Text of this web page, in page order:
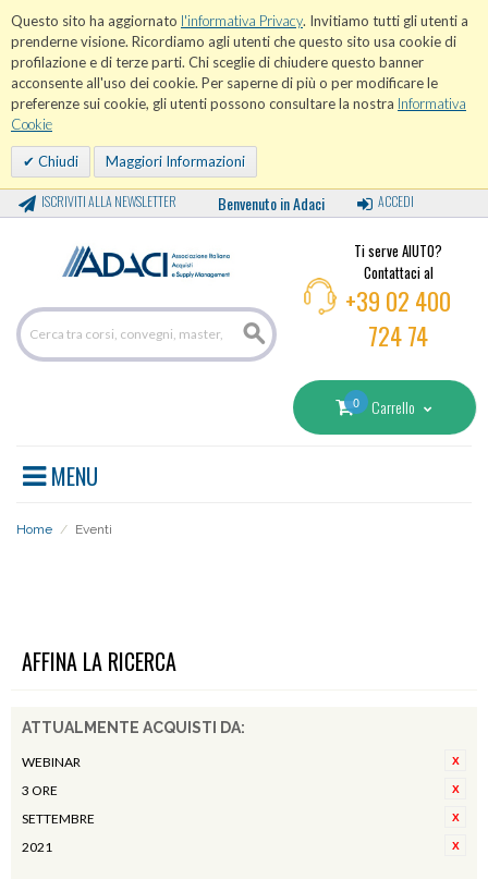
Questo sito ha aggiornato l'informativa Privacy. Invitiamo tutti gli utenti a
prenderne visione. Ricordiamo agli utenti che questo sito usa cookie di
profilazione e di terze parti. Chi sceglie di chiudere questo banner
acconsente all'uso dei cookie. Per saperne di più o per modificare le
preferenze sui cookie, gli utenti possono consultare la nostra Informativa
Cookie
Chiudi Maggiori Informazioni
ISCRIVITI ALLA NEWSLETTER Benvenuto in Adaci ACCEDI
Ti serve AIUTO?
Contattaci al
+39 02 400
724 74
0 Carrello
MENU
Home / Eventi
AFFINA LA RICERCA
ATTUALMENTE ACQUISTI DA:
WEBINAR
3 ORE
SETTEMBRE
2021